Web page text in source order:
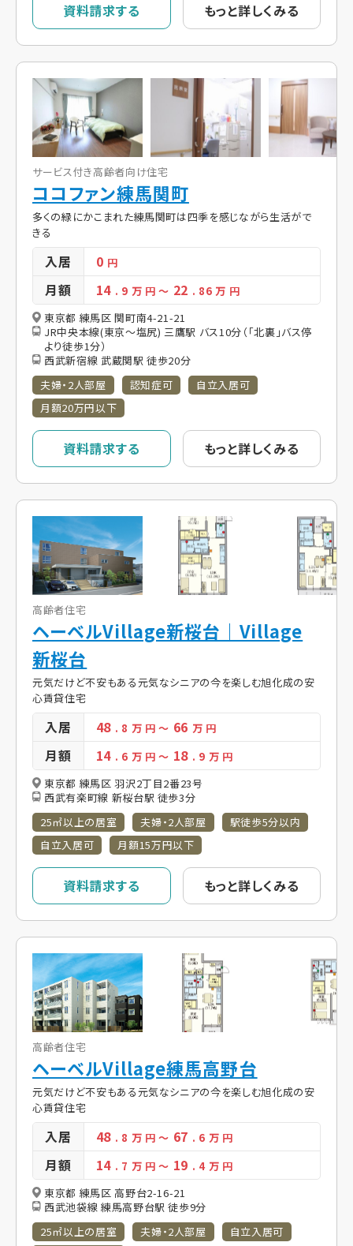
資料請求する もっと詳しくみる
サービス付き高齢者向け住宅
ココファン練馬関町
多くの緑にかこまれた練馬関町は四季を感じながら生活がで
きる
入居 0 円
月額 14 . 9 万 円～ 22 . 86万 円
東京都 練馬区 関町南4-21-21
JR中央本線(東京～塩尻) 三鷹駅 バス10分（「北裏」バス停
より徒歩1分）
西武新宿線 武蔵関駅 徒歩20分
夫婦・2人部屋
認知症可
自立入居可
月額20万円以下
資料請求する もっと詳しくみる
高齢者住宅
ヘーベルVillage新桜台｜Village
新桜台
元気だけど不安もある元気なシニアの今を楽しむ旭化成の安
心賃貸住宅
入居 48 . 8 万 円～ 66万 円
月額 14 . 6 万 円～ 18 . 9 万 円
東京都 練馬区 羽沢2丁目2番23号
西武有楽町線 新桜台駅 徒歩3分
25㎡以上の居室
夫婦・2人部屋
駅徒歩5分以内
自立入居可
月額15万円以下
資料請求する もっと詳しくみる
高齢者住宅
ヘーベルVillage練馬高野台
元気だけど不安もある元気なシニアの今を楽しむ旭化成の安
心賃貸住宅
入居 48 . 8 万 円～ 67 . 6 万 円
月額 14 . 7 万 円～ 19 . 4 万 円
東京都 練馬区 高野台2-16-21
西武池袋線 練馬高野台駅 徒歩9分
25㎡以上の居室
夫婦・2人部屋
自立入居可